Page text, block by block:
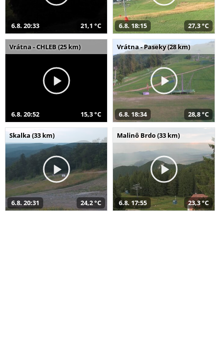
6.8. 20:33 21,1 °C 6.8. 18:15 27,3 °C
Vrátna - CHLEB (25 km)
6.8. 20:52 15,3 °C
Vrátna - Paseky (28 km)
6.8. 18:34 28,8 °C
Skalka (33 km)
6.8. 20:31 24,2 °C
Malinô Brdo (33 km)
6.8. 17:55 23,3 °C